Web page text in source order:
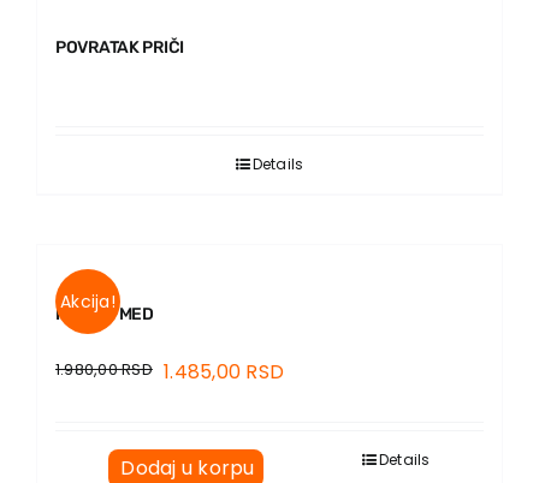
POVRATAK PRIČI
Details
Akcija!
PELEN I MED
1.980,00RSD 1.485,00 RSD
Dodaj u korpu Details